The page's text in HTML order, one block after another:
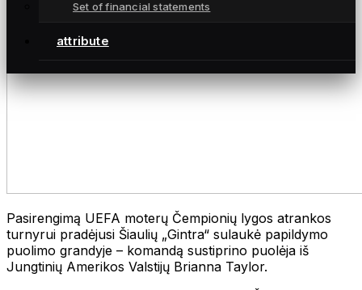
Set of financial statements
attribute
Pasirengimą UEFA moterų Čempionių lygos atrankos
turnyrui pradėjusi Šiaulių „Gintra“ sulaukė papildymo
puolimo grandyje – komandą sustiprino puolėja iš
Jungtinių Amerikos Valstijų Brianna Taylor.